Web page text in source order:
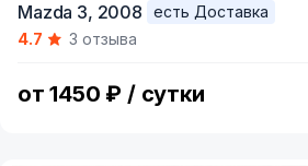
of
Mazda 3, 2008
есть Доставка
4.7
3 отзыва
от 1450 ₽ / сутки